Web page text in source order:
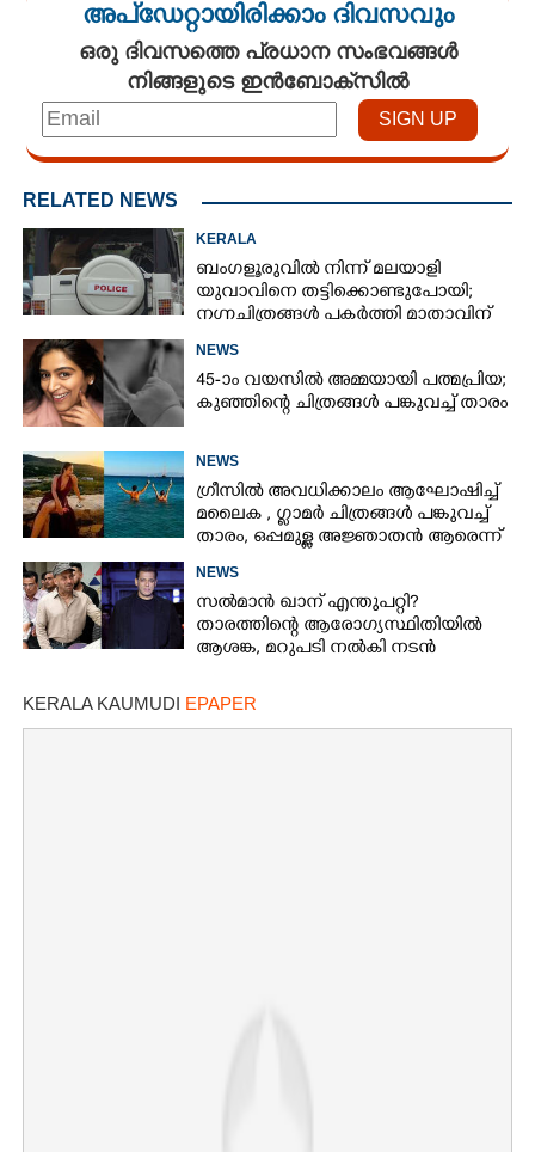
അപ്ഡേറ്റായിരിക്കാം ദിവസവും
ഒരു ദിവസത്തെ പ്രധാന സംഭവങ്ങൾ
നിങ്ങളുടെ ഇൻബോക്സിൽ
RELATED NEWS
KERALA
ബംഗളൂരുവിൽ നിന്ന് മലയാളി
യുവാവിനെ തട്ടിക്കൊണ്ടുപോയി;
നഗ്നചിത്രങ്ങൾ പകർത്തി മാതാവിന്
NEWS
45-ാം വയസിൽ അമ്മയായി പത്മപ്രിയ;
കുഞ്ഞിന്റെ ചിത്രങ്ങൾ പങ്കുവച്ച് താരം
NEWS
ഗ്രീസിൽ അവധിക്കാലം ആഘോഷിച്ച്
മലൈക ,​ ഗ്ലാമർ ചിത്രങ്ങൾ പങ്കുവച്ച്
താരം,​ ഒപ്പമുള്ള അജ്ഞാതൻ ആരെന്ന്
NEWS
സൽമാൻ ഖാന് എന്തുപറ്റി?
താരത്തിന്റെ ആരോഗ്യസ്ഥിതിയിൽ
ആശങ്ക, മറുപടി നൽകി നടൻ
KERALA KAUMUDI EPAPER